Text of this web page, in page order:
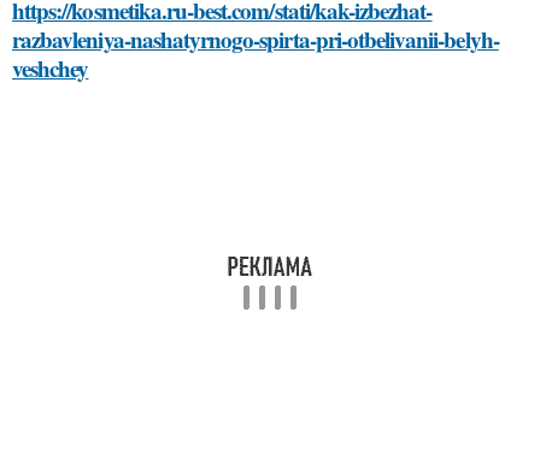
https://kosmetika.ru-best.com/stati/kak-izbezhat-
razbavleniya-nashatyrnogo-spirta-pri-otbelivanii-belyh-
veshchey